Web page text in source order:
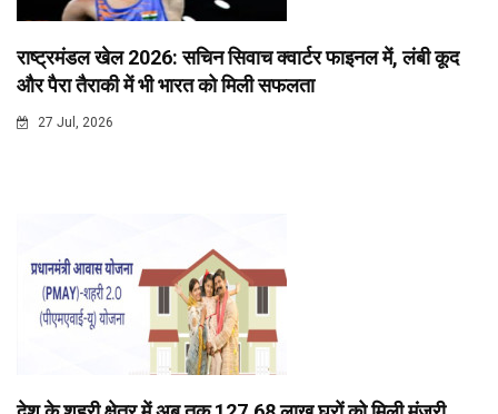
राष्ट्रमंडल खेल 2026: सचिन सिवाच क्वार्टर फाइनल में, लंबी कूद
और पैरा तैराकी में भी भारत को मिली सफलता
27 Jul, 2026